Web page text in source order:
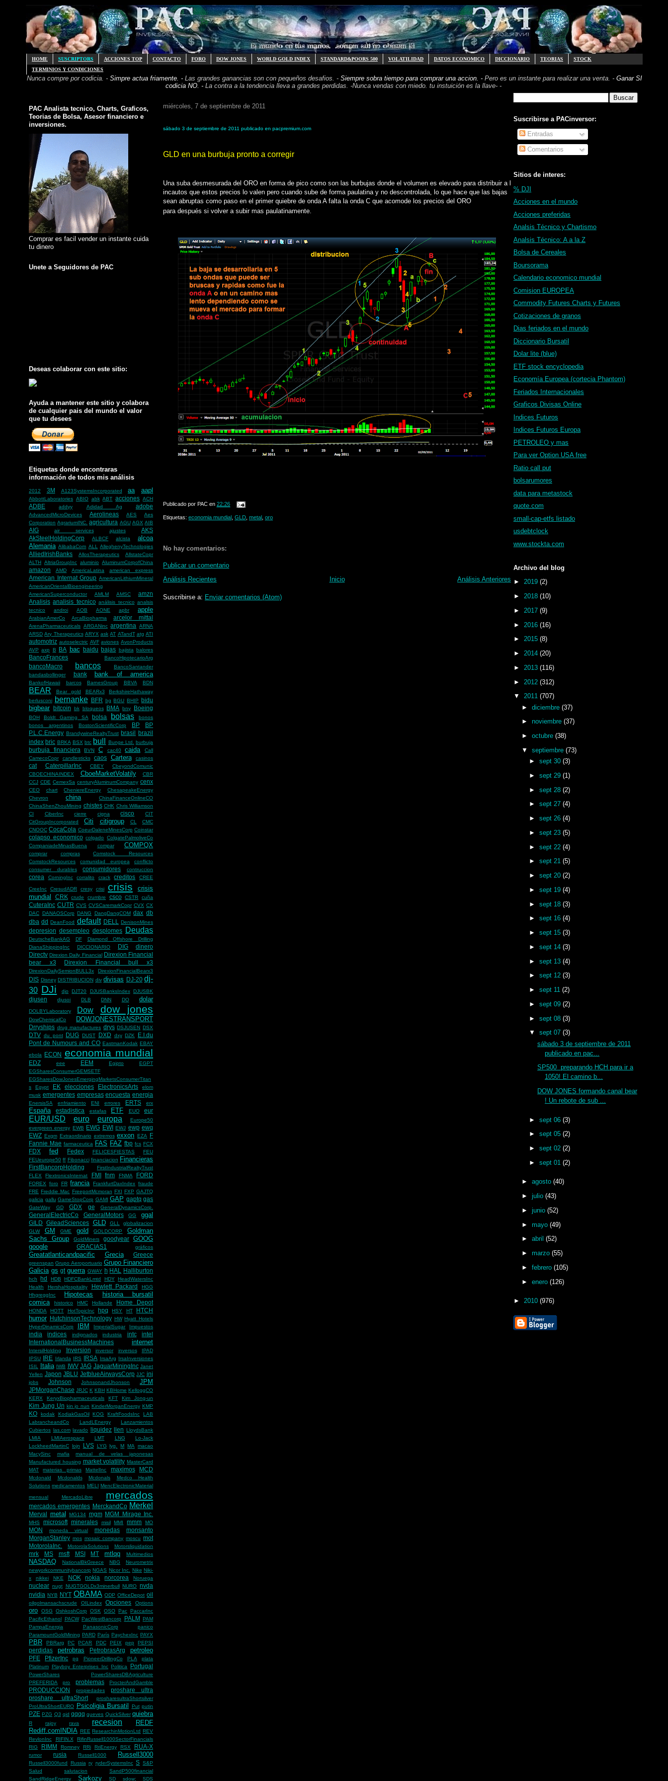
HOME SUSCRIPTORS ACCIONES TOP CONTACTO FORO DOW JONES WORLD GOLD INDEX STANDARD&POORS 500 VOLATILIDAD DATOS ECONOMICO DICCIONARIO TEORIAS
STOCK
TERMINIOS Y CONDICIONES
Nunca compre por codicia. - Simpre actua friamente. - Las grandes ganancias son con pequeños desafios. - Siempre sobra tiempo para comprar una accion. - Pero es un instante para realizar una venta. - Ganar SI
codicia NO. - La contra a la tendencia lleva a grandes perdidas. -Nunca vendas con miedo. tu instuición es la llave- -
PAC Analista tecnico, Charts, Graficos,
Teorias de Bolsa, Asesor financiero e
inversiones.
Comprar es facil vender un instante cuida
tu dinero
Unete a Seguidores de PAC
Deseas colaborar con este sitio:
Ayuda a mantener este sitio y colabora
de cualquier pais del mundo el valor
que tu desees
Etiquetas donde encontraras
información de todos mis análisis
2012 3M A123SystemsIncorporated aa aapl
AbbottLaboratories ABIO abk ABT acciones ACH
ADBE addyy Adidad Ag adobe
AdvancedMicroDevices Aerolineas AES
Aes
Corporation AgrariumINC. agricultura AGU AGX AIB
AIG air services ajustes
AKS
AkSteelHoldingCorp
ALBCF alcista
alcoa
Alemania AlibabaCom ALL AlleghenyTechnologies
AlliedIrishBanks AllosTherapeutics
AllstateCopr
ALTH
AltriaGroupInc aluminio AluminumCorpofChina
amazon AMD AmericaLatina american express
American Internat Group AmericanLithiumMineral
AmericanOrientalBioengineering
AmericanSuperconductor
AMLM AMSC
amzn
Analisis analisis tecnico análisis tecnico analsis
tecnico
androi AOB AONE apbr apple
ArabianAmerCo ArcaBiopharma arcelor mittal
ArenaPharmaceuticals ARGANinc argentina
ARNA
ARSD Ary Therapeutics ARYX ask AT ATandT atg ATI
automotriz autoselectric AVF aviones AvonProducts
AVP axp B BA bac baidu bajas bajista balores
BancoFrances BancoHipotecarioArg
bancoMacro bancos
BancoSantander
bandasbollinger
bank bank of america
BankofHawaii barcos BarnesGroup BBVA BDN
BEAR Bear gold BEARx3
BerkshireHathaway
berlusconi
bernanke BFR bg BGU BHIP bidu
bigbear bitcoin bk bloqueos BMA bny Boeing
BOH Boldt Gaming SA bolsa bolsas
bonos
bonos argentinos
BostonScientificCorp BP
BP
P.L.C.Energy BrandywineRealtyTrust brasil
brazil
index bric BRKA BSX btc bull Bunge Ltd. burbuja
burbuja financiera BVN C cac40 caida
Call
CamecoCopr
candlesticks caos Cartera casinos
cat CaterpillarInc CBEY
CbeyondComunic
CBOECHINAINDEX
CboeMarketVolatily
CBR
CCJ CDE CemexSa centuryAluminumCompany cenx
CEO chart CheniereEnergy
ChesapeakeEnergy
Chevron
china
ChinaFinanceOnlineCO
ChinaShenZhouMining chistes CHK Chris Williamson
CI
CiberInc cierre cigna cisco
CIT
CitGroupIncorporated
Citi citigroup CL
CMC
CNOOC CocaCola CoeurDaleneMinesCorp Coinstar
colapso economico colgado
ColgatePalmoliveCo
CompaniadeMinasBuena
compar COMPQX
comprar compras
Comstock Resources
ComstockResources
comunidad europea
conflicto
consumer durables
consumidores contruccion
corea CorningInc corralito crack creditos CREE
CreeInc CresudADR cresy crisi crisis
crisis
mundial
CRK crude crumbre csco CSTR cuña
CuteraInc CUTR CVS CVSCaremarkCopr CVX CX
DAC
DANAOSCorp DANG DangDangCOM dax db
dba dd DeanFood default DELL DenisonMines
depresion desempleo desplomes Deudas
DeutscheBankAG DF
Diamond Offshore Drilling
DianaShippingInc
DICCIONARIO DIG
dinero
Directv Direxion Daily Financial
Direxion Financial
bear x3
Direxion Financial bull x3
DirexionDailySemionBULL3x DirexionFinancialBearx3
DIS Disney DISTRIBUCION div divisas DJ-20 dj-
30 DJi djo DJT20 DJUSBanksIndex DJUSBK
djusen djusoi DLB DNN DO dolar
DOLBYLaboratory Dow dow jones
DowChemicalCo DOWJONESTRANSPORT
Drryships drug manufactures drys DSJUSEN DSX
DTV du pont DUG DUST DXD dxy DZK
E.I.du
Pont de Numours and CO EastmanKodak EBAY
ebola ECON economia mundial
EDZ eee EEM Egipto
EGPT
EGSharesConsumerGEMSETF
EGSharesDowJonesEmergingMarketsConsumerTitan
s
Egypt EK elecciones ElectronicsArts
elom
musk emergentes empresas encuesta energia
EnersisSA enfriamiento ENI errores ERTS erx
España estadistica estafas ETF EUO eur
EUR/USD euro europa
Europe50
evergreen energy EWB EWG EWI EWJ ewp ewq
EWZ Exgm Extraordinario extremos exxon EZA
F
Fannie Mae farmaceutica FAS FAZ fbp fcs FCX
FDX fed Fedex FELICESFIESTAS
FEU
FEUeurope50 ff Fibonacci financiacion Financieras
FirstBancorpHolding
FirstIndustrialRealtyTrust
FLEX
FlextronicsInternat FMI fnm FNMA FORD
FOREX foro FR francia FrankfurtDaxIndex fraude
FRE Freddie Mac FreeportMcmoran FXI FXP GAJTQ
galicia gallu GameStopCorp GAMI GAP gaptq gas
GateWay GD GDX ge GeneralDynamicsCorp.
GeneralElectricCo GeneralMotors GG ggal
GILD GileadSciences GLD GLL
globalizacion
GLW
GM GME gold GOLDCORP
Goldman
Sachs Group
GoldMiners goodyear
GOOG
google
GRACIAS1 gráficos
Greatatlanticandpacific Grecia Greece
greenspan Grupo Aeroportuario Grupo Financiero
Galicia gs gt guerra GWAY h HAL Halliburton
hch hd HDB HDFCBankLmtd HDY
HeadWatersInc
Health
HershaHospitality Hewlett Packard
HGG
HhgreggInc
Hipotecas
historia bursatil
comica
historico HMC Hollande Home Depot
HONDA HOTT HotTopicInc hpq HSY HT HTCH
humor HutchinsonTechnology HW Hyatt Hotels
HyperDinamicsCorp
IBM ImperialSugar Impuestos
india indices indignados industria intc
intel
InternationalBusinessMachines
internet
IntersilHolding Inversion inversor inversos
IPAD
IPSU
IRE Irlanda IRS IRSA IrsaArg
IrsaInversiones
ISIL
Italia IWB IWV JAG JaguarMiningInc Janet
Yellen Japon JBLU JetblueAirwaysCorp JJC jnj
jobs Johnson JohnsonandJhonson JPM
JPMorganChase JRJC K KBH KBHome KelloggCO
KERX
KeryxBiopharmaceuticals KFT Kim Jong-un
Kim Jung Un kin jo nun KinderMorganEnergy KMP
KO kodak KodiakGasOil KOG KraftFoodsInc
LAB
LabrancheandCo
LandLEnergy
Lanzamientos
Cubiertos
las.com lavado liquidez llen
LloydsBank
LMIA
LMIAerospace LMT LNG
Lo-Jack
LockheedMartinC
lojn LVS LYG lyg. M MA macao
MacySinc
mafia
manual de velas japonesas
Manufactured housing market volatility MasterCard
MAT
materias primas MattelInc maximos MCD
Mcdonald Mcdonalds Mcdonals
Medco Health
Solutions medicamentos MELI MencElectronicMaterial
mensual MercadoLibre mercados
mercados emergentes MerckandCo Merkel
Merval metal MG134 mgm MGM Mirage Inc.
MHS microsoft minerales misil MMI mmm MO
MON moneda virtual monedas
monsanto
MorganStanley mos mosaic company moscu mot
MotorolaInc.
MotorolaSolutions Motorsliquidation
mrk MS msft MSI MT mtlqq Multimedios
NASDAQ NationalBkGreece NBG
Neurometrix
newyorkcommunitybancorp NGAS Nicor Inc. Nike Niki-
x
nikkei NKE NOK nokia norcorea Noruega
nuclear nugt NUGTGOLDx3minerbull NURO nvda
nvidia NYB NYT OBAMA ODP OfficeDepot oil
oilgolmansachscrude OILindex Opciones Options
oro OSG OshkoshCorp OSK OSO Pac
PaccarInc
PacificEthanol
PACW PacWestBancorp PALM
PAM
PampaEnergia
PanasonicCorp
panico
ParamountGoldMining PARD París PaychexInc PAYX
PBR PBRarg PC PCAR PDC PEIX pep PEPSI
perdidas petrobras PetrobrasArg petroleo
PFE PfizerInc pg PioneerDrillingCo PLA
plata
Platinum
Playboy Enterprises Inc Politica Portugal
PowerShares
PowerSharesDBAgriculture
PREFERIDA
pro problemas ProcterAndGamble
PRODUCCION propiedades
proshare ultra
proshare ultraShort
prosharesultraShortsilver
ProUltraShortEURO
Psicoligia Bursatil Put putin
PZE PZG Q3 qid qqqq queves QuickSilver quiebra
R rajoy rava recesion
REDF
Rediff.comINDIA REE ResearchinMotionLtd
REV
RevlonInc
RIFIN.X
RifinRussell1000SectorFinancials
RIG
RIMM Romney RRi RriEnergy RSX RUA-X
rumor rusia Russell1000 Russell3000
Russell3000fund Russia ry ryderSystemsInc S S&P
Salud
salutacion
SandP500financial
SandRidgeEnergy
Sarkozy SD sdow; SDS
miércoles, 7 de septiembre de 2011
sábado 3 de septiembre de 2011 publicado en pacpremium.com
GLD en una burbuja pronto a corregir
Una suba desmesurada del ORO en forma de pico como son las burbujas donde el volumen es elevado para distribuir a los
incautos que estos precios lo valen pero cuando sube de forma paulatina y no descontrolada, lo que hace que las bajas
sean abruptas como paso en el primer quiebre de onda A falta la onda C que acomode los precios del ORO
para después si volver a subir mas paulatinamente.
Publicado por PAC en 22:26
Etiquetas: economia mundial GLD metal oro
No hay comentarios:
Publicar un comentario
Análisis Recientes
Análisis Anteriores
Inicio
Suscribirse a: Enviar comentarios (Atom)
Suscribirse a PACinversor:
Entradas
Comentarios
Sitios de interes:
% DJI
Acciones en el mundo
Acciones preferidas
Analsis Técnico y Chartismo
Analsis Técnico: A a la Z
Bolsa de Cereales
Boursorama
Calendario economico mundial
Comision EUROPEA
Commodity Futures Charts y Futures
Cotizaciones de granos
Dias feriados en el mundo
Diccionario Bursatil
Dolar lite (blue)
ETF stock encyclopedia
Economía Europea (cortecia Phantom)
Feriados Internacionales
Graficos Divisas Online
Indices Futuros
Indices Futuros Europa
PETROLEO y mas
Para ver Option USA free
Ratio call put
bolsarumores
data para metastock
quote.com
small-cap-etfs listado
usdebtclock
www.stockta.com
Archivo del blog
► 2019 (2)
► 2018 (10)
► 2017 (9)
► 2016 (16)
► 2015 (8)
► 2014 (20)
► 2013 (116)
► 2012 (312)
▼ 2011 (707)
► diciembre (37)
► noviembre (37)
► octubre (38)
▼ septiembre (73)
►sept 30(3)
►sept 29(1)
►sept 28(2)
►sept 27(4)
►sept 26(4)
►sept 23(5)
►sept 22(4)
►sept 21(5)
►sept 20(2)
►sept 19(4)
►sept 18(3)
►sept 16(4)
►sept 15(3)
►sept 14(3)
►sept 13(4)
►sept 12(3)
►sept 11(2)
►sept 09(2)
►sept 08(3)
▼sept 07(3)
sábado 3 de septiembre de 2011
publicado en pac...
SP500 preparando HCH para ir a
1050! El camino b...
DOW JONES formando canal bear
! Un rebote de sub ...
►sept 06(3)
►sept 05(2)
►sept 02(2)
►sept 01(2)
► agosto (40)
► julio (43)
► junio (52)
► mayo (49)
► abril (52)
► marzo (55)
► febrero (105)
► enero (126)
► 2010 (976)